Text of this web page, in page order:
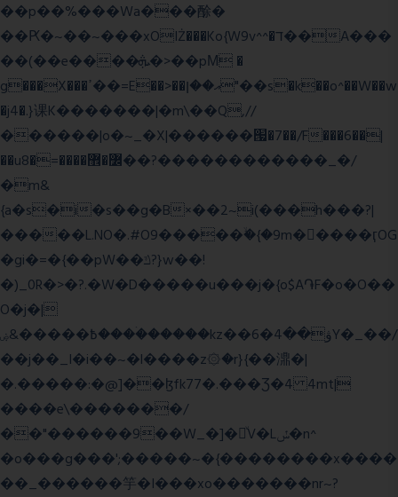
��p��%���Wa���酴�
��Ԗ�~��~���xOIŻ���Ko{W9v^^�ד��A���
��(��e����ܞ�>��pΜ �
g���X���ߴ��=E��>��އ��ן"��s�k��o^��W��w
�j4�.}课K�������|�m\��Q,//
������|o�~_�X|������՗�7��/F���6��|
��u8�=����߼�޾��?������������_�/
�m&
{a�s�i�s��g�B×��2~i(���h���?|
�����L.NO�.#O9�����ۙ�{�9m��ً���ӷOG
�gi�=�{��pW��ݿ?}w��!
�)_0R�>�?.�W�D�����u���j�{o$A֏F�o�O��
O�j�|
߿�����&ۻ����ۛ�����kz��ۋ��4�6Y�_��/
��j��_I�i��~�l����z۞�r}{��濎�|
�.�����:�@]��ɮfk77�.���Ʒ�4 4mt|
����e\�������/
��"������9��W_�]�ͮV�Lݽ�n^
�o���g���';�����~�{��������x����
��_������竽�I���xo�������nr~?